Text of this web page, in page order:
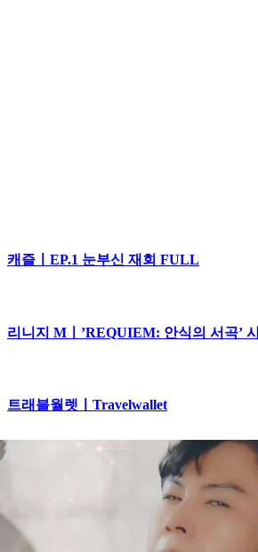
캐즐ㅣEP.1 눈부신 재회 FULL
리니지 Mㅣ’REQUIEM: 안식의 서곡’
트래블월렛ㅣTravelwallet
트래블월렛ㅣ🇮🇹 로마, 트래비분수에